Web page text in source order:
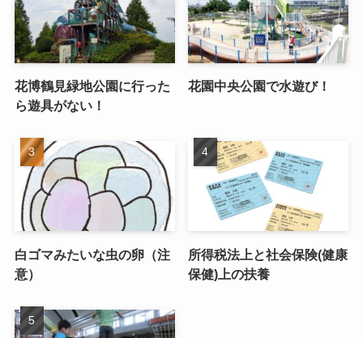
花博鶴見緑地公園に行った
ら遊具がない！
花園中央公園で水遊び！
白ゴマみたいな虫の卵（注
意）
所得税法上と社会保険(健康
保健)上の扶養